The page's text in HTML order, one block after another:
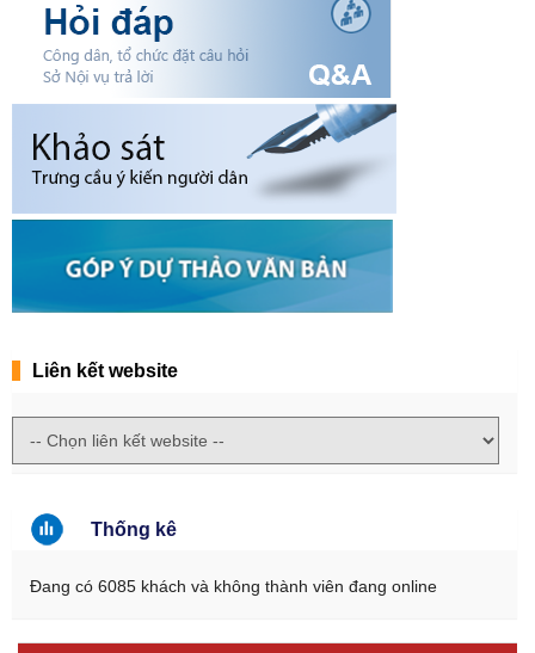
Liên kết website
Thống kê
Đang có 6085 khách và không thành viên đang online